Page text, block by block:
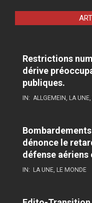
Restrictions
dérive
publiques.
IN: ALLGEMEIN, LA UNE,
dénonce le
défense
IN: LA UNE, LE MONDE